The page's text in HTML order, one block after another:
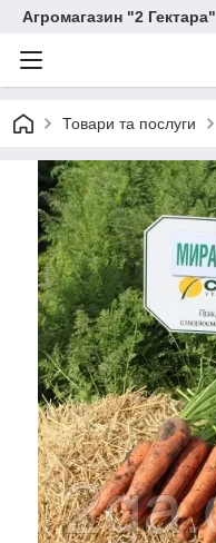
Агромагазин "2 Гектара"
Товари та послуги